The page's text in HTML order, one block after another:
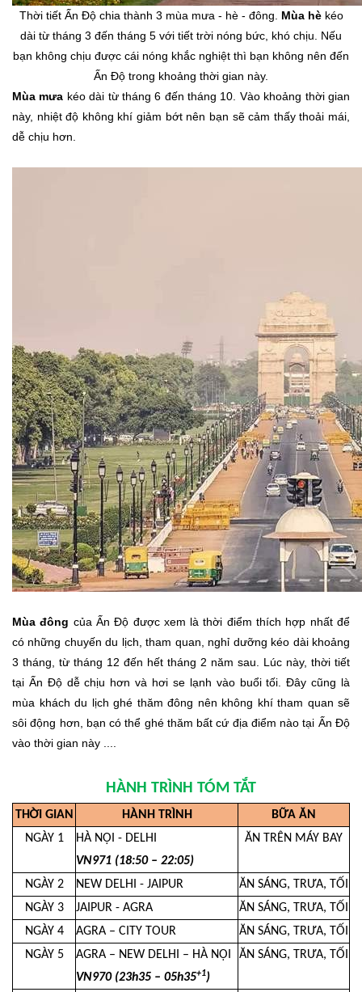
Thời tiết Ấn Độ chia thành 3 mùa mưa - hè - đông. Mùa hèkéo
dài từ tháng 3 đến tháng 5 với tiết trời nóng bức, khó chịu. Nếu
bạn không chịu được cái nóng khắc nghiệt thì bạn không nên đến
Ấn Độ trong khoảng thời gian này.
Mùa mưa kéo dài từ tháng 6 đến tháng 10. Vào khoảng thời gian
này, nhiệt độ không khí giảm bớt nên bạn sẽ cảm thấy thoải mái,
dễ chịu hơn.
Mùa đông của Ấn Độ được xem là thời điểm thích hợp nhất để
có những chuyến du lịch, tham quan, nghỉ dưỡng kéo dài khoảng
3 tháng, từ tháng 12 đến hết tháng 2 năm sau. Lúc này, thời tiết
tại Ấn Độ dễ chịu hơn và hơi se lạnh vào buổi tối. Đây cũng là
mùa khách du lịch ghé thăm đông nên không khí tham quan sẽ
sôi động hơn, bạn có thể ghé thăm bất cứ địa điểm nào tại Ấn Độ
vào thời gian này ....
HÀNH TRÌNH TÓM TẮT
THỜI GIAN HÀNH TRÌNH
BỮA ĂN
NGÀY 1
HÀ NỘI - DELHI
VN971 (18:50 – 22:05)
ĂN TRÊN MÁY BAY
NGÀY 2 NEW DELHI - JAIPUR
ĂN SÁNG, TRƯA, TỐI
NGÀY 3
JAIPUR - AGRA
ĂN SÁNG, TRƯA, TỐI
NGÀY 4
AGRA – CITY TOUR
ĂN SÁNG, TRƯA, TỐI
NGÀY 5
AGRA – NEW DELHI – HÀ NỘI
VN970 (23h35 – 05h35+1)
ĂN SÁNG, TRƯA, TỐI